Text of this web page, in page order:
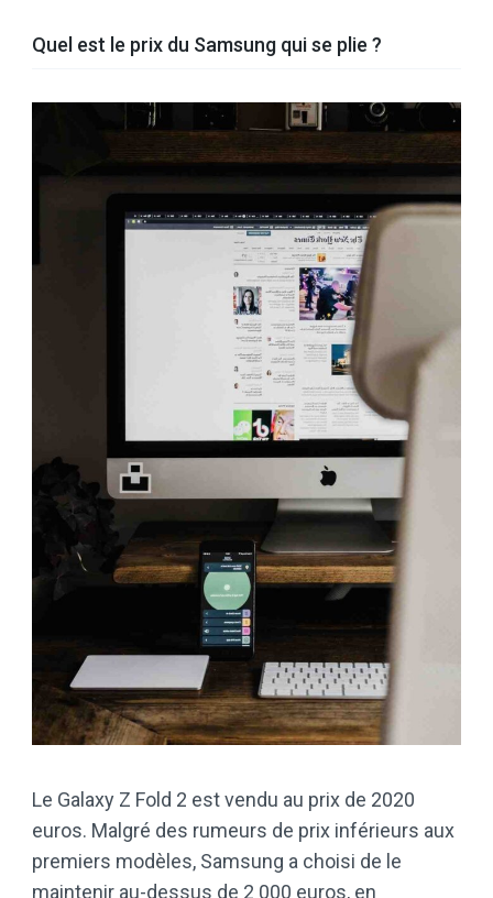
Quel est le prix du Samsung qui se plie ?
Le Galaxy Z Fold 2 est vendu au prix de 2020
euros. Malgré des rumeurs de prix inférieurs aux
premiers modèles, Samsung a choisi de le
maintenir au-dessus de 2 000 euros, en